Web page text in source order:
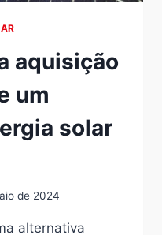
aquisição
um
solar
de 2024
alternativa